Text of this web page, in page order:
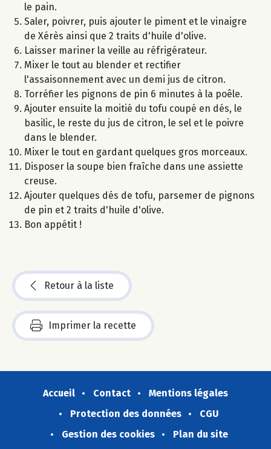
le pain.
Saler, poivrer, puis ajouter le piment et le vinaigre
de Xérès ainsi que 2 traits d'huile d'olive.
Laisser mariner la veille au réfrigérateur.
Mixer le tout au blender et rectifier
l'assaisonnement avec un demi jus de citron.
Torréfier les pignons de pin 6 minutes à la poêle.
Ajouter ensuite la moitié du tofu coupé en dés, le
basilic, le reste du jus de citron, le sel et le poivre
dans le blender.
Mixer le tout en gardant quelques gros morceaux.
Disposer la soupe bien fraîche dans une assiette
creuse.
Ajouter quelques dés de tofu, parsemer de pignons
de pin et 2 traits d'huile d'olive.
Bon appétit !
Retour à la liste
Imprimer la recette
Accueil Contact
Mentions légales
Protection des données
CGU
Gestion des cookies
Plan du site